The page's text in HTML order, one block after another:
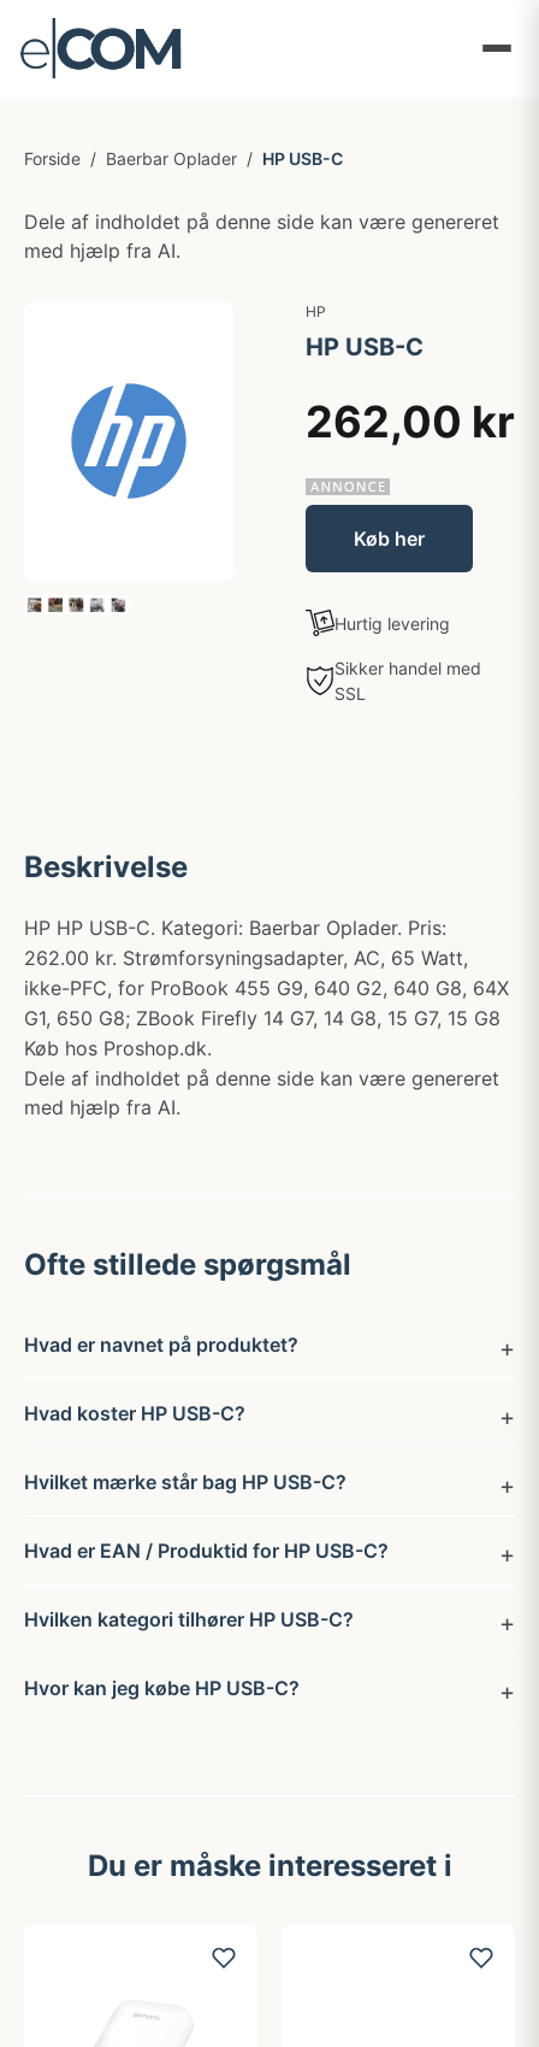
Forside / Baerbar Oplader / HP USB-C
Dele af indholdet på denne side kan være genereret
med hjælp fra AI.
HP
HP USB-C
262,00 kr
Køb her
Hurtig levering
Sikker handel med
SSL
Beskrivelse
HP HP USB-C. Kategori: Baerbar Oplader. Pris:
262.00 kr. Strømforsyningsadapter, AC, 65 Watt,
ikke-PFC, for ProBook 455 G9, 640 G2, 640 G8, 64X
G1, 650 G8; ZBook Firefly 14 G7, 14 G8, 15 G7, 15 G8
Køb hos Proshop.dk.
Dele af indholdet på denne side kan være genereret
med hjælp fra AI.
Ofte stillede spørgsmål
Hvad er navnet på produktet?
Hvad koster HP USB-C?
Hvilket mærke står bag HP USB-C?
Hvad er EAN / Produktid for HP USB-C?
Hvilken kategori tilhører HP USB-C?
Hvor kan jeg købe HP USB-C?
Du er måske interesseret i